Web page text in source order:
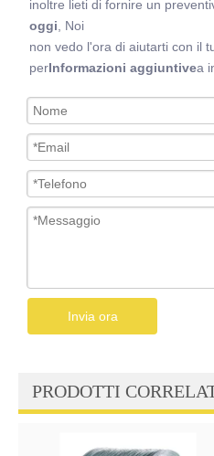
inoltre lieti di fornire un
oggi , Noi
non vedo l'ora di aiutarti con il
perInformazioni aggiuntivea
Invia ora
PRODOTTI